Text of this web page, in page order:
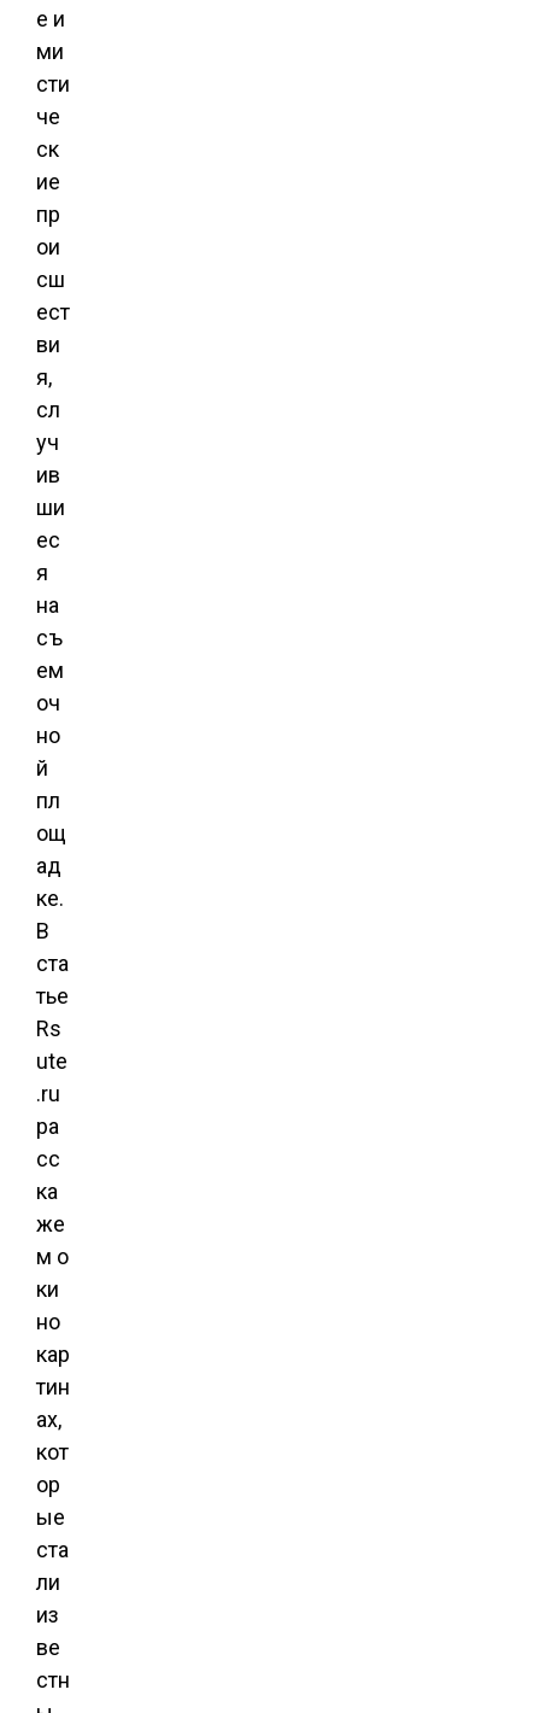
е и
ми
сти
че
ск
ие
пр
ои
сш
ест
ви
я,
сл
уч
ив
ши
ес
я
на
съ
ем
оч
но
й
пл
ощ
ад
ке.
В
ста
тье
Rs
ute
.ru
ра
сс
ка
же
м о
ки
но
кар
тин
ах,
кот
ор
ые
ста
ли
из
ве
стн